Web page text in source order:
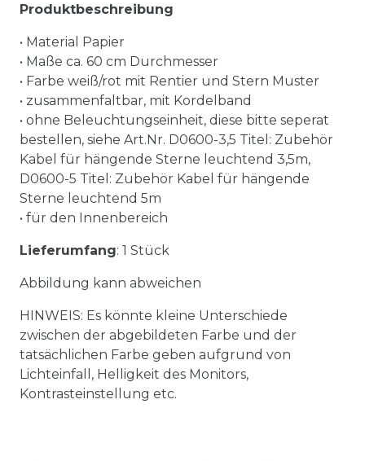
Produktbeschreibung
• Material Papier
• Maße ca. 60 cm Durchmesser
• Farbe weiß/rot mit Rentier und Stern Muster
• zusammenfaltbar, mit Kordelband
• ohne Beleuchtungseinheit, diese bitte seperat
bestellen, siehe Art.Nr. D0600-3,5 Titel: Zubehör
Kabel für hängende Sterne leuchtend 3,5m,
D0600-5 Titel: Zubehör Kabel für hängende
Sterne leuchtend 5m
• für den Innenbereich
Lieferumfang: 1 Stück
Abbildung kann abweichen
HINWEIS: Es könnte kleine Unterschiede
zwischen der abgebildeten Farbe und der
tatsächlichen Farbe geben aufgrund von
Lichteinfall, Helligkeit des Monitors,
Kontrasteinstellung etc.